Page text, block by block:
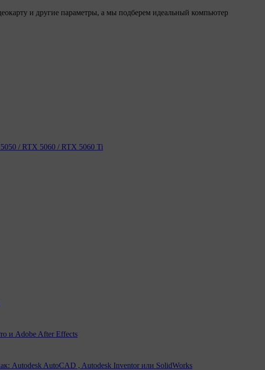
и другие параметры, а мы подберем идеальный компьютер
/ RTX 5060 / RTX 5060 Ti
и Adobe After Effects
Autodesk AutoCAD , Autodesk Inventor или SolidWorks